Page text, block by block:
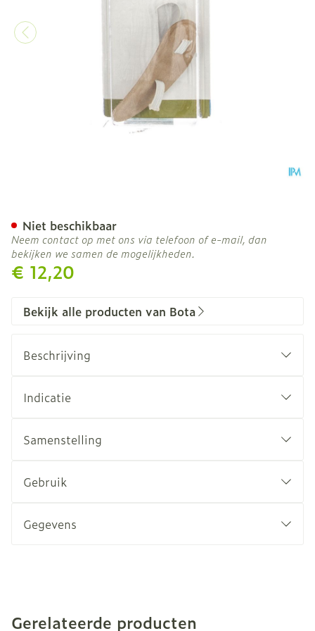
€ 12,20
Niet beschikbaar
Neem contact op met ons via telefoon of e-mail, dan
bekijken we samen de mogelijkheden.
Bekijk alle producten van Bota
Beschrijving
Indicatie
Samenstelling
Gebruik
Gegevens
Gerelateerde producten